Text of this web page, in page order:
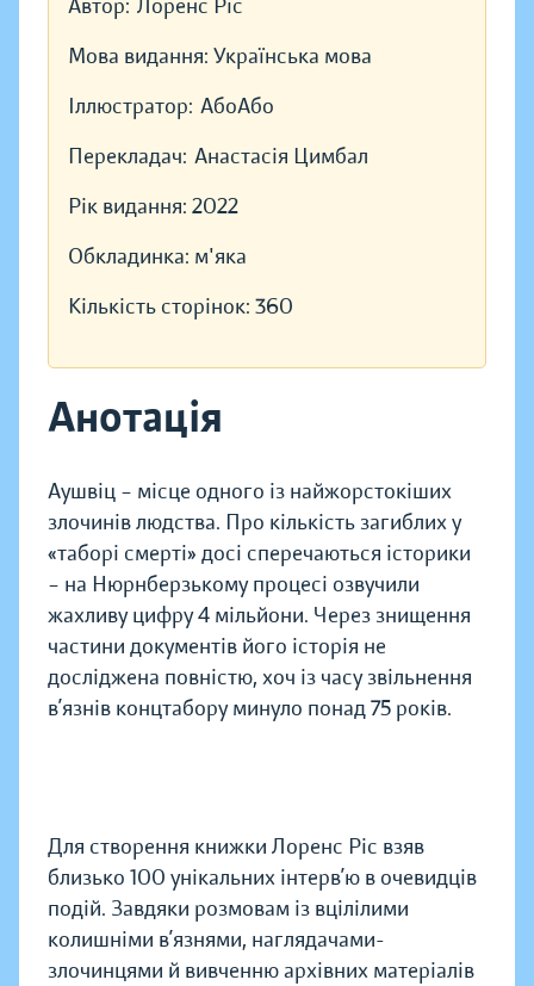
Автор: Лоренс Ріс
Мова видання: Українська мова
Іллюстратор: АбоАбо
Перекладач: Анастасія Цимбал
Рік видання: 2022
Обкладинка: м'яка
Кількість сторінок: 360
Анотація
Аушвіц – місце одного із найжорстокіших
злочинів людства. Про кількість загиблих у
«таборі смерті» досі сперечаються історики
– на Нюрнберзькому процесі озвучили
жахливу цифру 4 мільйони. Через знищення
частини документів його історія не
досліджена повністю, хоч із часу звільнення
в’язнів концтабору минуло понад 75 років.
Для створення книжки Лоренс Ріс взяв
близько 100 унікальних інтерв’ю в очевидців
подій. Завдяки розмовам із вцілілими
колишніми в’язнями, наглядачами-
злочинцями й вивченню архівних матеріалів